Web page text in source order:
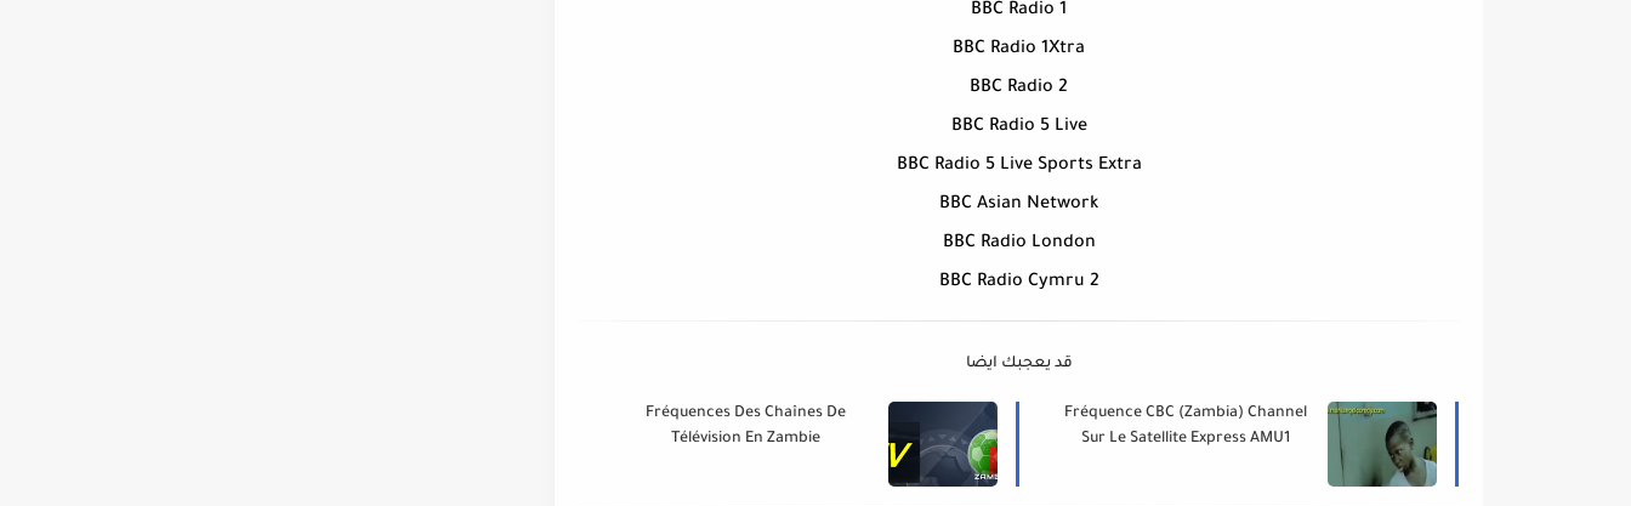
BBC Radio 1
BBC Radio 1Xtra
BBC Radio 2
BBC Radio 5 Live
BBC Radio 5 Live Sports Extra
BBC Asian Network
BBC Radio London
BBC Radio Cymru 2
قد يعجبك ايضا
Fréquence CBC (Zambia) Channel
Sur Le Satellite Express AMU1
Fréquences Des Chaînes De
Télévision En Zambie